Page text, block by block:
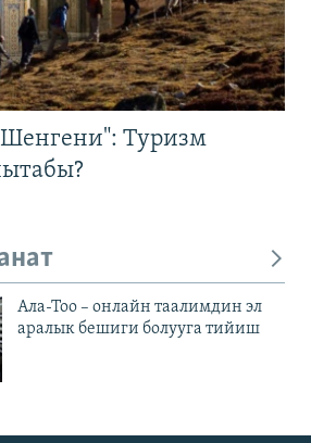
Шенгени": Туризм
Ала-Тоо – онлайн таалимдин эл
аралык бешиги болууга тийиш